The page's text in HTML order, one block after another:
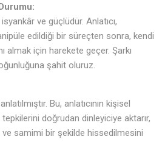
ve güçlüdür. Anlatıcı,
edildiği bir süreçten sonra, kendi
almak için harekete geçer. Şarkı
şahit oluruz.
Bu, anlatıcının kişisel
doğrudan dinleyiciye aktarır,
ve samimi bir şekilde hissedilmesini